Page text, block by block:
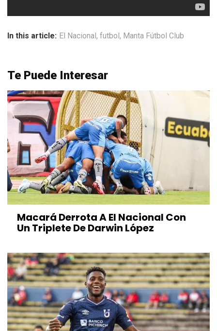
In this article: El Nacional, futbol, Manta Fútbol Club
Te Puede Interesar
Macará Derrota A El Nacional Con
Un Triplete De Darwin López